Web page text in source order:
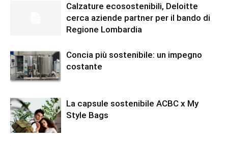
Calzature ecosostenibili, Deloitte
cerca aziende partner per il bando di
Regione Lombardia
Concia più sostenibile: un impegno
costante
La capsule sostenibile ACBC x My
Style Bags